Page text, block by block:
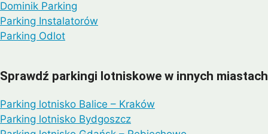
Dominik Parking
Parking Instalatorów
Parking Odlot
Sprawdź parkingi lotniskowe w innych miastach
Parking lotnisko Balice – Kraków
Parking lotnisko Bydgoszcz